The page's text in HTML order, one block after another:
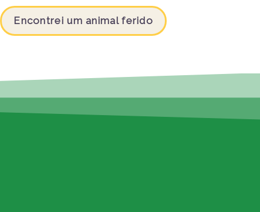
Encontrei um animal ferido